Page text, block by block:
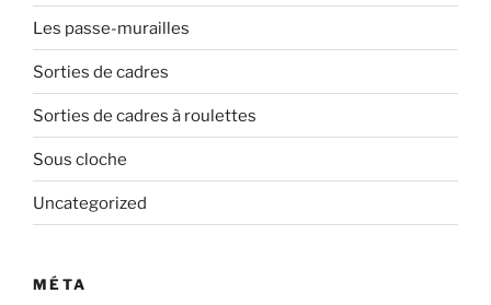
Les passe-murailles
Sorties de cadres
Sorties de cadres à roulettes
Sous cloche
Uncategorized
MÉTA